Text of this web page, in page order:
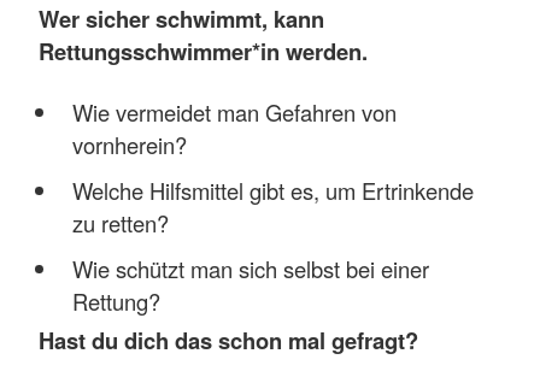
Wer sicher schwimmt, kann
Rettungsschwimmer*in werden.
Wie vermeidet man Gefahren von
vornherein?
Welche Hilfsmittel gibt es, um Ertrinkende
zu retten?
Wie schützt man sich selbst bei einer
Rettung?
Hast du dich das schon mal gefragt?